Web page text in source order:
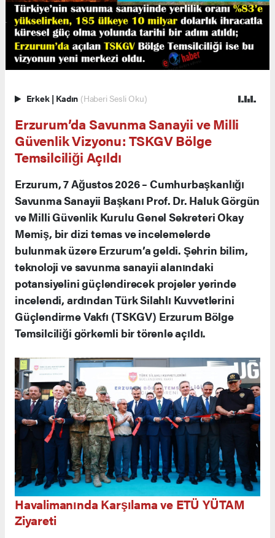
Erkek | Kadın (Haberi Sesli Oku)
Erzurum’da Savunma Sanayii ve Milli
Güvenlik Vizyonu: TSKGV Bölge
Temsilciliği Açıldı
Erzurum, 7 Ağustos 2026 – Cumhurbaşkanlığı
Savunma Sanayii Başkanı Prof. Dr. Haluk Görgün
ve Milli Güvenlik Kurulu Genel Sekreteri Okay
Memiş, bir dizi temas ve incelemelerde
bulunmak üzere Erzurum’a geldi. Şehrin bilim,
teknoloji ve savunma sanayii alanındaki
potansiyelini güçlendirecek projeler yerinde
incelendi, ardından Türk Silahlı Kuvvetlerini
Güçlendirme Vakfı (TSKGV) Erzurum Bölge
Temsilciliği görkemli bir törenle açıldı.
Havalimanında Karşılama ve ETÜ YÜTAM
Ziyareti